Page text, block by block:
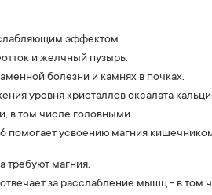
эффектом.
и желчный пузырь.
болезни и камнях в почках.
уровня кристаллов оксалата
в том числе головными.
помогает усвоению магния
требуют магния.
за расслабление мышц - в том